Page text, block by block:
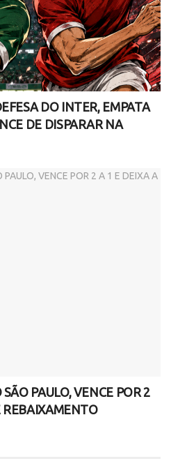
DO INTER, EMPATA
DE DISPARAR NA
PAULO, VENCE POR 2
REBAIXAMENTO